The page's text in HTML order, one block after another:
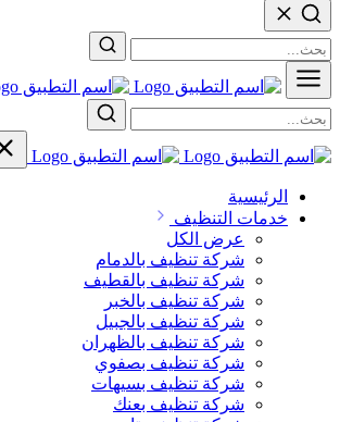
الرئيسية
خدمات التنظيف
عرض الكل
شركة تنظيف بالدمام
شركة تنظيف بالقطيف
شركة تنظيف بالخبر
شركة تنظيف بالجبيل
شركة تنظيف بالظهران
شركة تنظيف بصفوي
شركة تنظيف بسيهات
شركة تنظيف بعنك